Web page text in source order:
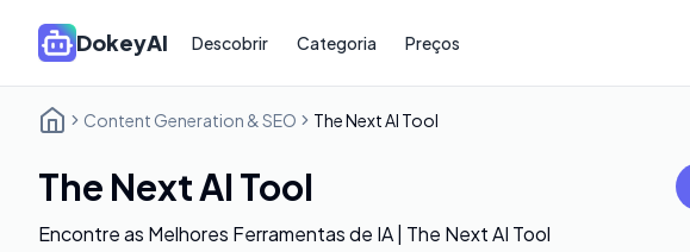
DokeyAI Descobrir Categoria Preços
Content Generation & SEO The Next AI Tool
The Next AI Tool
Encontre as Melhores Ferramentas de IA | The Next AI Tool